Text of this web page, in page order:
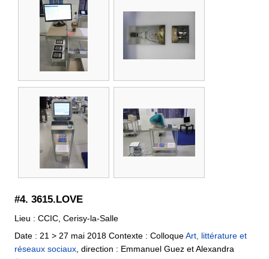
#4. 3615.LOVE
Lieu : CCIC, Cerisy-la-Salle
Date : 21 > 27 mai 2018 Contexte : ColloqueArt, littérature et
réseaux sociaux , direction : Emmanuel Guez et Alexandra